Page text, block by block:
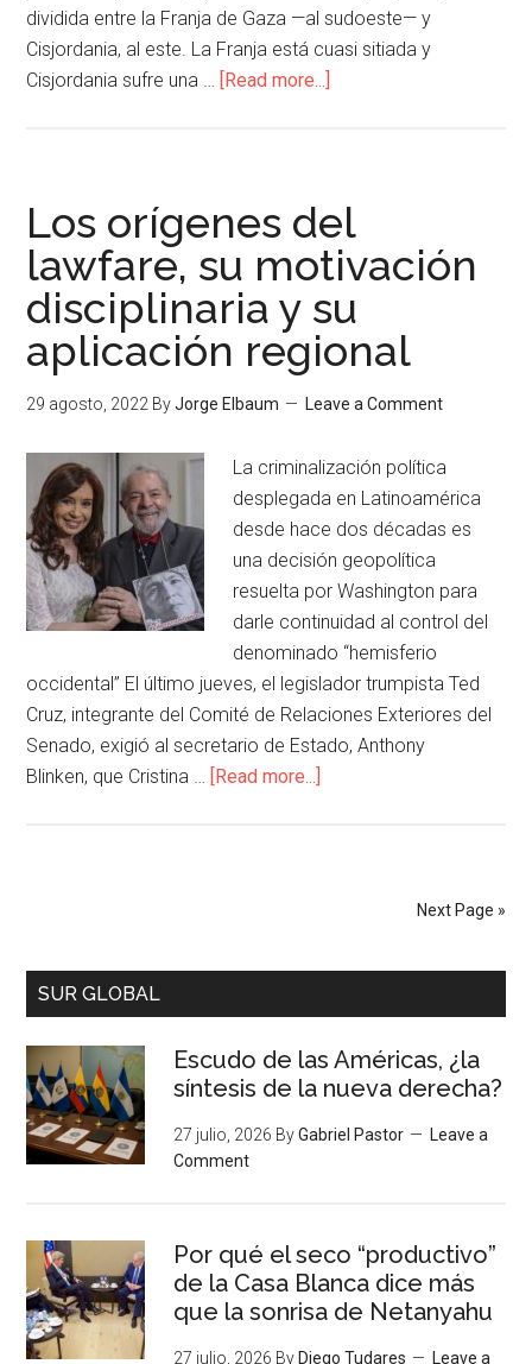
dividida entre la Franja de Gaza —al sudoeste— y
Cisjordania, al este. La Franja está cuasi sitiada y
Cisjordania sufre una … [Read more...]
Los orígenes del
lawfare, su motivación
disciplinaria y su
aplicación regional
29 agosto, 2022 ByJorge Elbaum Leave a Comment
La criminalización política
desplegada en Latinoamérica
desde hace dos décadas es
una decisión geopolítica
resuelta por Washington para
darle continuidad al control del
denominado “hemisferio
occidental” El último jueves, el legislador trumpista Ted
Cruz, integrante del Comité de Relaciones Exteriores del
Senado, exigió al secretario de Estado, Anthony
Blinken, que Cristina … [Read more...]
Next Page »
SUR GLOBAL
Escudo de las Américas, ¿la
síntesis de la nueva derecha?
27 julio, 2026 ByGabriel Pastor
Leave a
Comment
Por qué el seco “productivo”
de la Casa Blanca dice más
que la sonrisa de Netanyahu
27 julio, 2026 By Diego Tudares Leave a